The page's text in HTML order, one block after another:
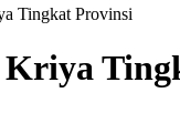
Tingkat Provinsi
Kriya